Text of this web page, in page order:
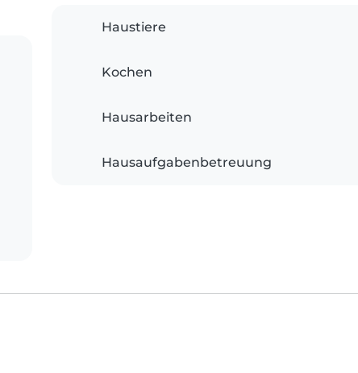
Haustiere
Kochen
Hausarbeiten
Hausaufgabenbetreuung